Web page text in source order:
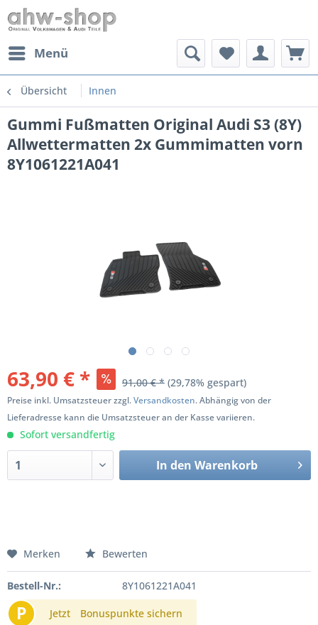
Menü
Übersicht Innen
Gummi Fußmatten Original Audi S3 (8Y)
Allwettermatten 2x Gummimatten vorn
8Y1061221A041
63,90 € * 91,00 € * (29,78% gespart)
Preise inkl. Umsatzsteuer zzgl.Versandkosten. Abhängig von der
Lieferadresse kann die Umsatzsteuer an der Kasse variieren.
Sofort versandfertig
In den Warenkorb
Merken Bewerten
Bestell-Nr.: 8Y1061221A041
P Jetzt Bonuspunkte sichern